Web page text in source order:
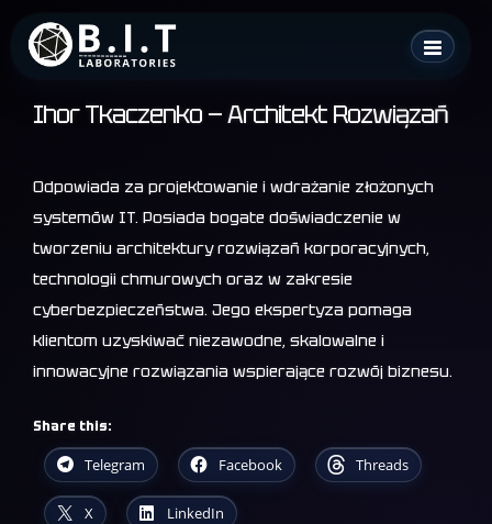
Ihor Tkaczenko — Architekt Rozwiązań
Odpowiada za projektowanie i wdrażanie złożonych
systemów IT. Posiada bogate doświadczenie w
tworzeniu architektury rozwiązań korporacyjnych,
technologii chmurowych oraz w zakresie
cyberbezpieczeństwa. Jego ekspertyza pomaga
klientom uzyskiwać niezawodne, skalowalne i
innowacyjne rozwiązania wspierające rozwój biznesu.
Share this:
Telegram Facebook Threads
X LinkedIn